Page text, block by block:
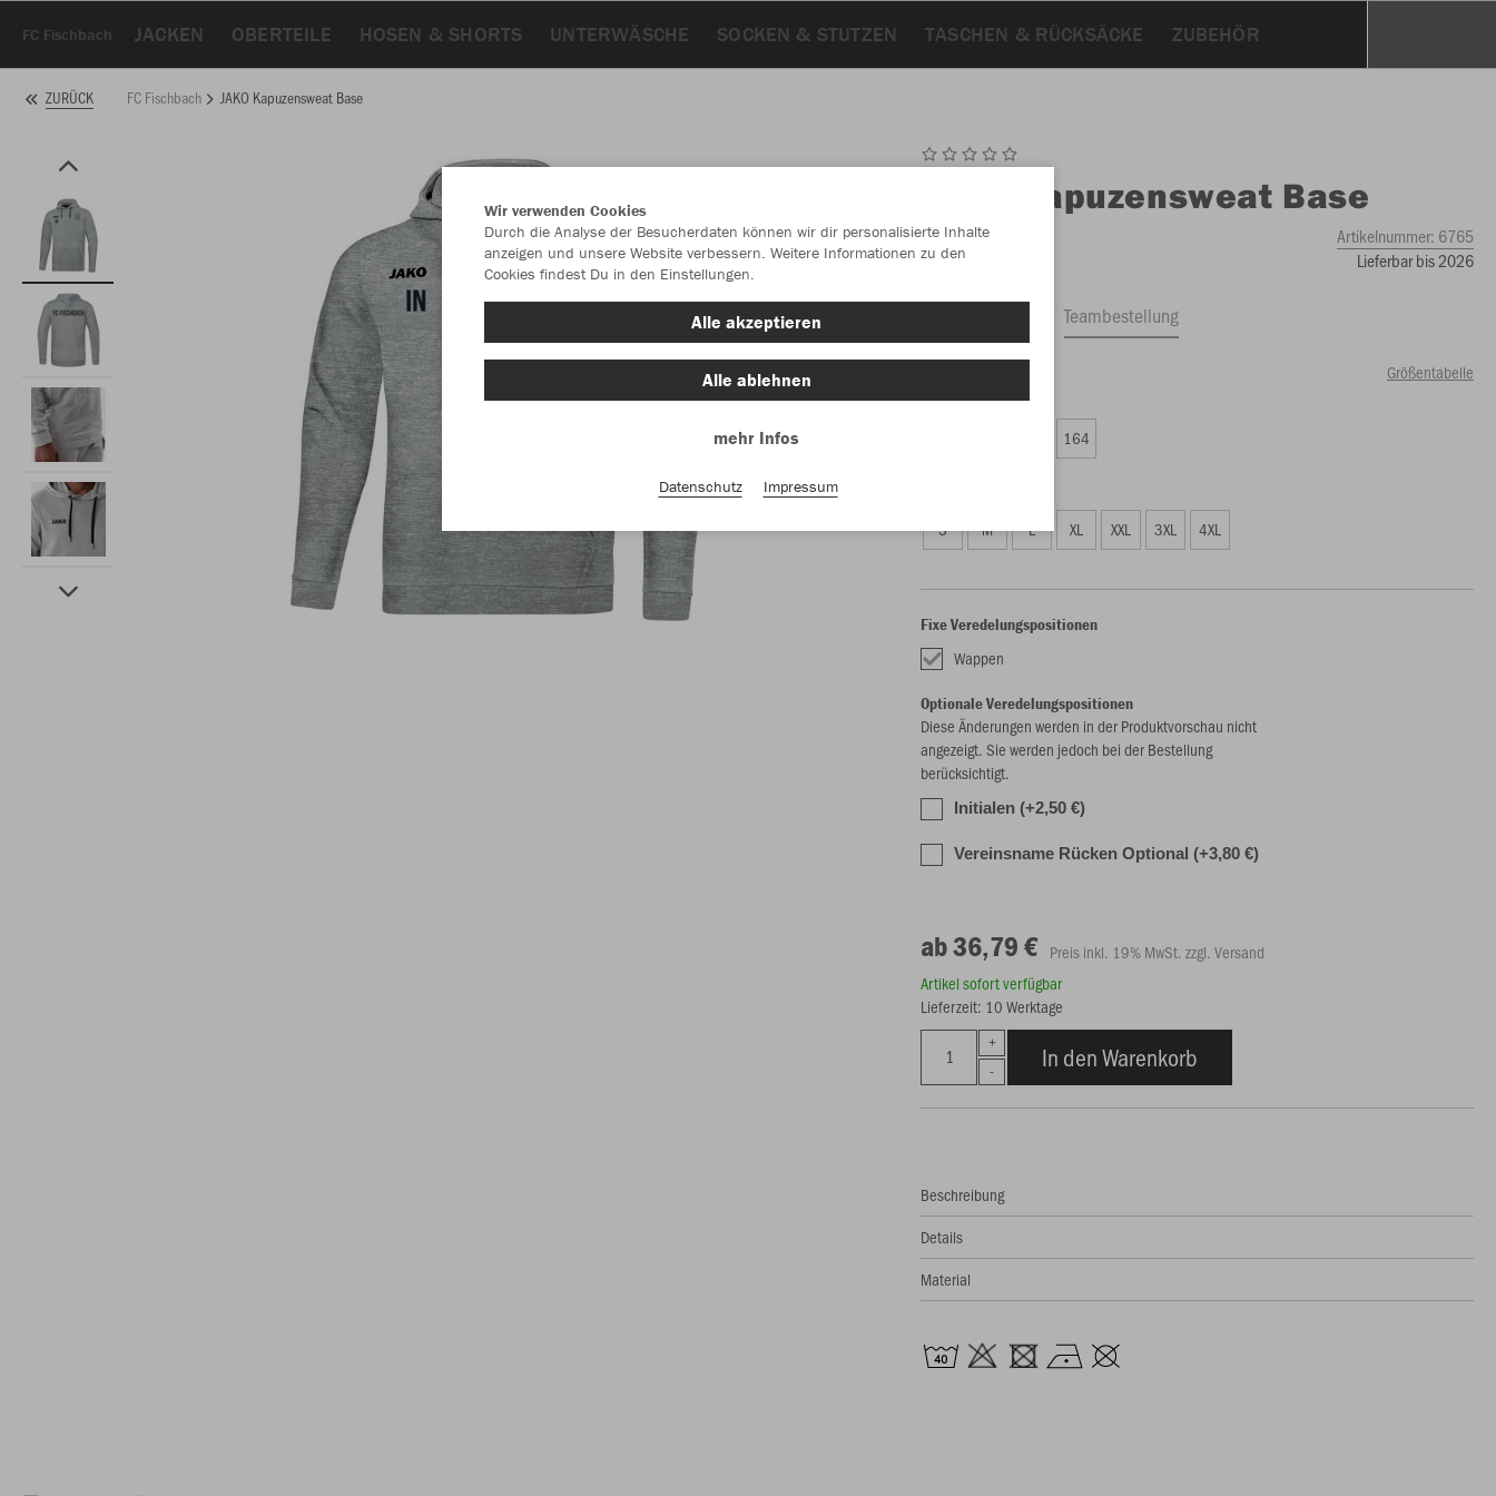
FC Fischbach JACKEN OBERTEILE HOSEN & SHORTS UNTERWÄSCHE SOCKEN & STUTZEN TASCHEN & RÜCKSÄCKE ZUBEHÖR
ZURÜCK FC Fischbach JAKO Kapuzensweat Base
Kapuzensweat Base
Artikelnummer: 6765
Lieferbar bis 2026
Teambestellung
Größentabelle
Kinder (36,79 €)
164
S M L XL XXL 3XL 4XL
Fixe Veredelungspositionen
Wappen
Optionale Veredelungspositionen
Diese Änderungen werden in der Produktvorschau nicht
angezeigt. Sie werden jedoch bei der Bestellung
berücksichtigt.
Initialen (+2,50 €)
Vereinsname Rücken Optional (+3,80 €)
ab 36,79 € Preis inkl. 19% MwSt. zzgl. Versand
Artikel sofort verfügbar
Lieferzeit: 10 Werktage
In den Warenkorb
Beschreibung
Details
Material
Wir verwenden Cookies
Durch die Analyse der Besucherdaten können wir dir personalisierte Inhalte
anzeigen und unsere Website verbessern. Weitere Informationen zu den
Cookies findest Du in den Einstellungen.
Alle akzeptieren
Alle ablehnen
mehr Infos
Datenschutz Impressum